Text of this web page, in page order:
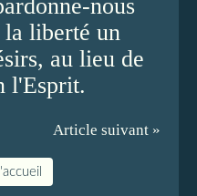
nous
liberté un
au lieu de
l'Esprit.
Article suivant »